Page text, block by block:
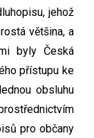
jehož
většina, a
byly Česká
přístupu ke
obsluhu
pro občany